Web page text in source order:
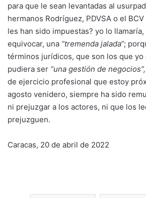
para que le sean levantadas al
hermanos Rodríguez, PDVSA o el
les han sido impuestas? yo lo
equivocar, una “tremenda jalada”;
términos jurídicos, que son los que yo
pudiera ser “una gestión de negocios”,
de ejercicio profesional que estoy
agosto venidero, siempre ha sido
ni prejuzgar a los actores, ni que los
prejuzguen.
Caracas, 20 de abril de 2022